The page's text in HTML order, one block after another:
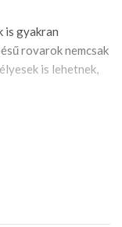
is gyakran
rovarok nemcsak
is lehetnek,